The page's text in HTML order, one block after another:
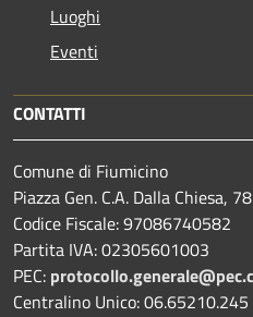
Luoghi
Eventi
CONTATTI
Comune di Fiumicino
Piazza Gen. C.A. Dalla Chiesa,
Codice Fiscale: 97086740582
Partita IVA: 02305601003
PEC:
Centralino Unico: 06.65210.245